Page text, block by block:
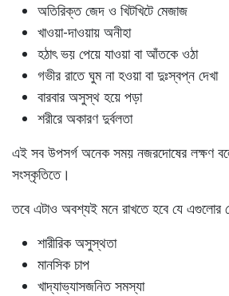
অতিরিক্ত জেদ ও খিটখিটে মেজাজ
খাওয়া-দাওয়ায় অনীহা
হঠাৎ ভয় পেয়ে যাওয়া বা আঁতকে ওঠা
গভীর রাতে ঘুম না হওয়া বা দুঃস্বপ্ন দেখা
বারবার অসুস্থ হয়ে পড়া
শরীরে অকারণ দুর্বলতা
এই সব উপসর্গ অনেক সময় নজরদোষের লক্ষণ
সংস্কৃতিতে।
তবে এটাও অবশ্যই মনে রাখতে হবে যে এগুলোর
শারীরিক অসুস্থতা
মানসিক চাপ
খাদ্যাভ্যাসজনিত সমস্যা